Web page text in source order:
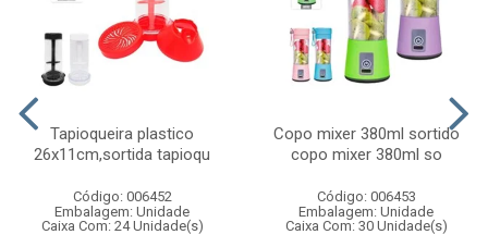
Tapioqueira plastico
26x11cm,sortida tapioqu
Código: 006452
Embalagem: Unidade
Caixa Com: 24 Unidade(s)
Copo mixer 380ml sortido
copo mixer 380ml so
Código: 006453
Embalagem: Unidade
Caixa Com: 30 Unidade(s)